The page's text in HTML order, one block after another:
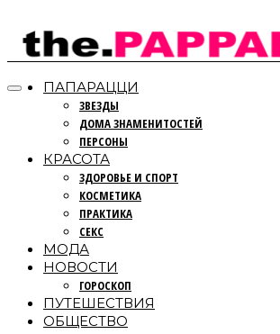
ПАПАРАЦЦИ
ЗВЕЗДЫ
ДОМА ЗНАМЕНИТОСТЕЙ
ПЕРСОНЫ
КРАСОТА
ЗДОРОВЬЕ И СПОРТ
КОСМЕТИКА
ПРАКТИКА
СЕКС
МОДА
НОВОСТИ
ГОРОСКОП
ПУТЕШЕСТВИЯ
ОБЩЕСТВО